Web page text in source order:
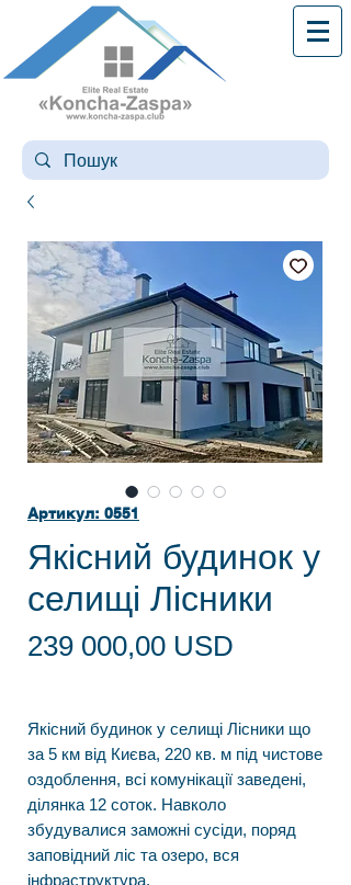
Артикул: 0551
Якісний будинок у
селищі Лісники
239 000,00 USD
Якісний будинок у селищі Лісники що
за 5 км від Києва, 220 кв. м під чистове
оздоблення, всі комунікації заведені,
ділянка 12 соток. Навколо
збудувалися заможні сусіди, поряд
заповідний ліс та озеро, вся
інфраструктура.